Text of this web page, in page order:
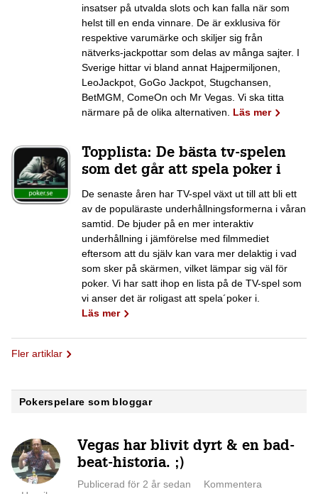
insatser på utvalda slots och kan falla när som
helst till en enda vinnare. De är exklusiva för
respektive varumärke och skiljer sig från
nätverks-jackpottar som delas av många sajter. I
Sverige hittar vi bland annat Hajpermiljonen,
LeoJackpot, GoGo Jackpot, Stugchansen,
BetMGM, ComeOn och Mr Vegas. Vi ska titta
närmare på de olika alternativen. Läs mer
Topplista: De bästa tv-spelen
som det går att spela poker i
De senaste åren har TV-spel växt ut till att bli ett
av de populäraste underhållningsformerna i våran
samtid. De bjuder på en mer interaktiv
underhållning i jämförelse med filmmediet
eftersom att du själv kan vara mer delaktig i vad
som sker på skärmen, vilket lämpar sig väl för
poker. Vi har satt ihop en lista på de TV-spel som
vi anser det är roligast att spela´poker i.
Läs mer
Fler artiklar
Pokerspelare som bloggar
Vegas har blivit dyrt & en bad-
beat-historia. ;)
Publicerad för 2 år sedan Kommentera